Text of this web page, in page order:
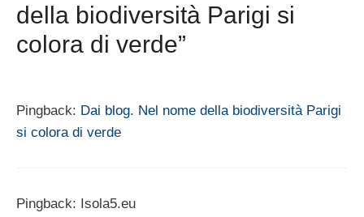
della biodiversità Parigi si
colora di verde”
Pingback: Dai blog. Nel nome della biodiversità Parigi
si colora di verde
Pingback: Isola5.eu